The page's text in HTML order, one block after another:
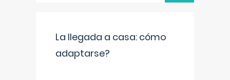
La llegada a casa: cómo
adaptarse?